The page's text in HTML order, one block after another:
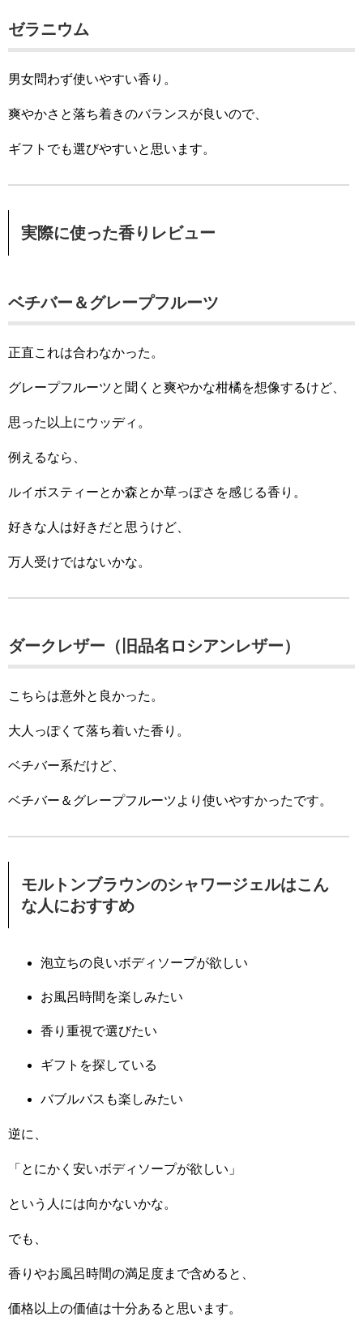
ゼラニウム
男女問わず使いやすい香り。
爽やかさと落ち着きのバランスが良いので、
ギフトでも選びやすいと思います。
実際に使った香りレビュー
ベチバー＆グレープフルーツ
正直これは合わなかった。
グレープフルーツと聞くと爽やかな柑橘を想像するけど、
思った以上にウッディ。
例えるなら、
ルイボスティーとか森とか草っぽさを感じる香り。
好きな人は好きだと思うけど、
万人受けではないかな。
ダークレザー（旧品名ロシアンレザー）
こちらは意外と良かった。
大人っぽくて落ち着いた香り。
ベチバー系だけど、
ベチバー＆グレープフルーツより使いやすかったです。
モルトンブラウンのシャワージェルはこん
な人におすすめ
泡立ちの良いボディソープが欲しい
お風呂時間を楽しみたい
香り重視で選びたい
ギフトを探している
バブルバスも楽しみたい
逆に、
「とにかく安いボディソープが欲しい」
という人には向かないかな。
でも、
香りやお風呂時間の満足度まで含めると、
価格以上の価値は十分あると思います。